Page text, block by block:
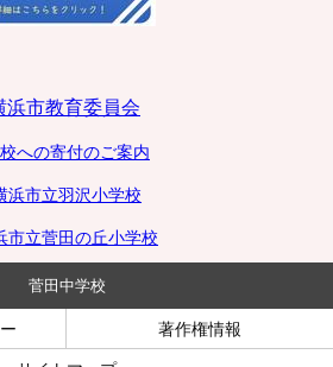
浜市教育委員会
への寄付のご案内
浜市立羽沢小学校
市立菅田の丘小学校
菅田中学校
著作権情報